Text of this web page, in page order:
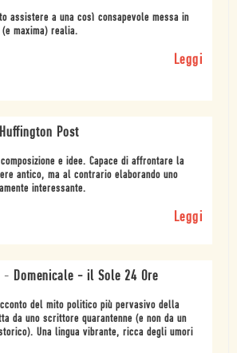
assistere a una così consapevole messa in
maxima) realia.
Leggi
Huffington Post
e idee. Capace di affrontare la
antico, ma al contrario elaborando uno
interessante.
Leggi
- Domenicale - il Sole 24 Ore
del mito politico più pervasivo della
da uno scrittore quarantenne (e non da un
Una lingua vibrante, ricca degli umori